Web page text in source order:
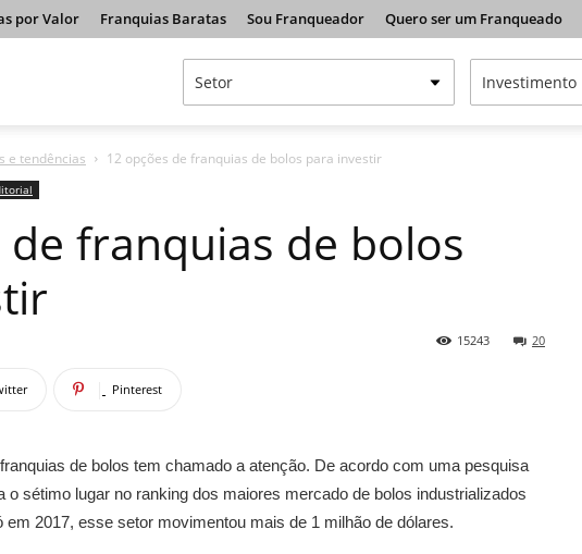
por Valor Franquias Baratas Sou Franqueador Quero ser um Franqueado
e tendências 12 opções de franquias de bolos para investir
de franquias de bolos
20
15243
Pinterest
de bolos tem chamado a atenção. De acordo com uma pesquisa
o sétimo lugar no ranking dos maiores mercado de bolos industrializados
2017, esse setor movimentou mais de 1 milhão de dólares.